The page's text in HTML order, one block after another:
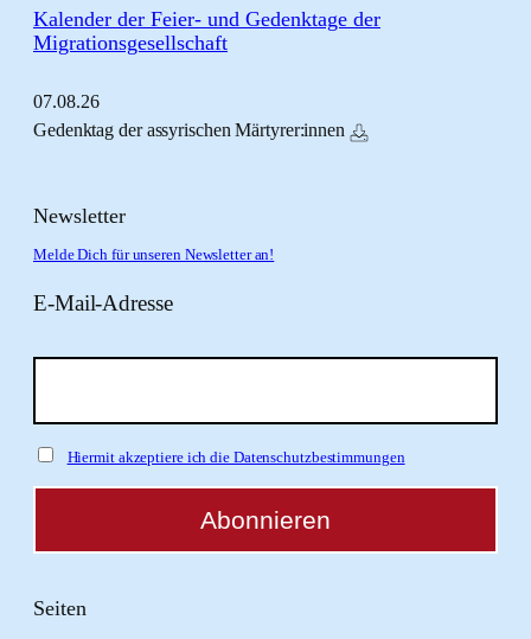
Kalender der Feier- und Gedenktage der
Migrationsgesellschaft
07.08.26
Gedenktag der assyrischen Märtyrer:innen
Newsletter
Melde Dich für unseren Newsletter an!
E-Mail-Adresse
Hiermit akzeptiere ich die Datenschutzbestimmungen
Seiten